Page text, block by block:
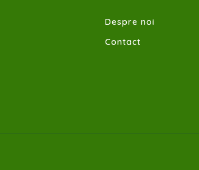
Despre noi
Contact